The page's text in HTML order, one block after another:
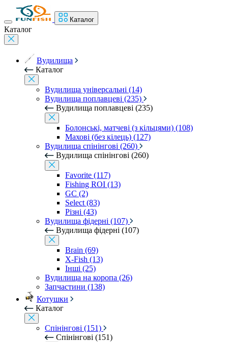
Каталог
Каталог
Вудилища
Каталог
Вудилища універсальні (14)
Вудилища поплавцеві (235)
Вудилища поплавцеві (235)
Болонські, матчеві (з кільцями) (108)
Махові (без кілець) (127)
Вудилища спінінгові (260)
Вудилища спінінгові (260)
Favorite (117)
Fishing ROI (13)
GC (2)
Select (83)
Різні (43)
Вудилища фідерні (107)
Вудилища фідерні (107)
Brain (69)
X-Fish (13)
Інші (25)
Вудилища на коропа (26)
Запчастини (138)
Котушки
Каталог
Спінінгові (151)
Спінінгові (151)